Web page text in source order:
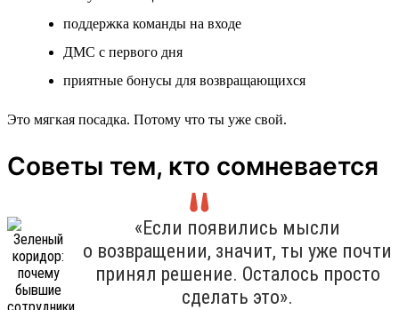
поддержка команды на входе
ДМС с первого дня
приятные бонусы для возвращающихся
Это мягкая посадка. Потому что ты уже свой.
Советы тем, кто сомневается
«Если появились мысли
о возвращении, значит, ты уже почти
принял решение. Осталось просто
сделать это».